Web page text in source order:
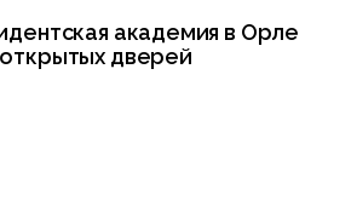
академия в Орле
дверей